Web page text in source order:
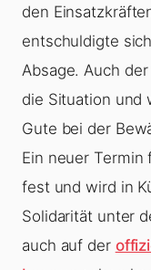
den
entschuldigte
Absage. Auch
die Situation und
Gute bei der
Ein neuer
fest und wird in
Solidarität unter
auch auf der